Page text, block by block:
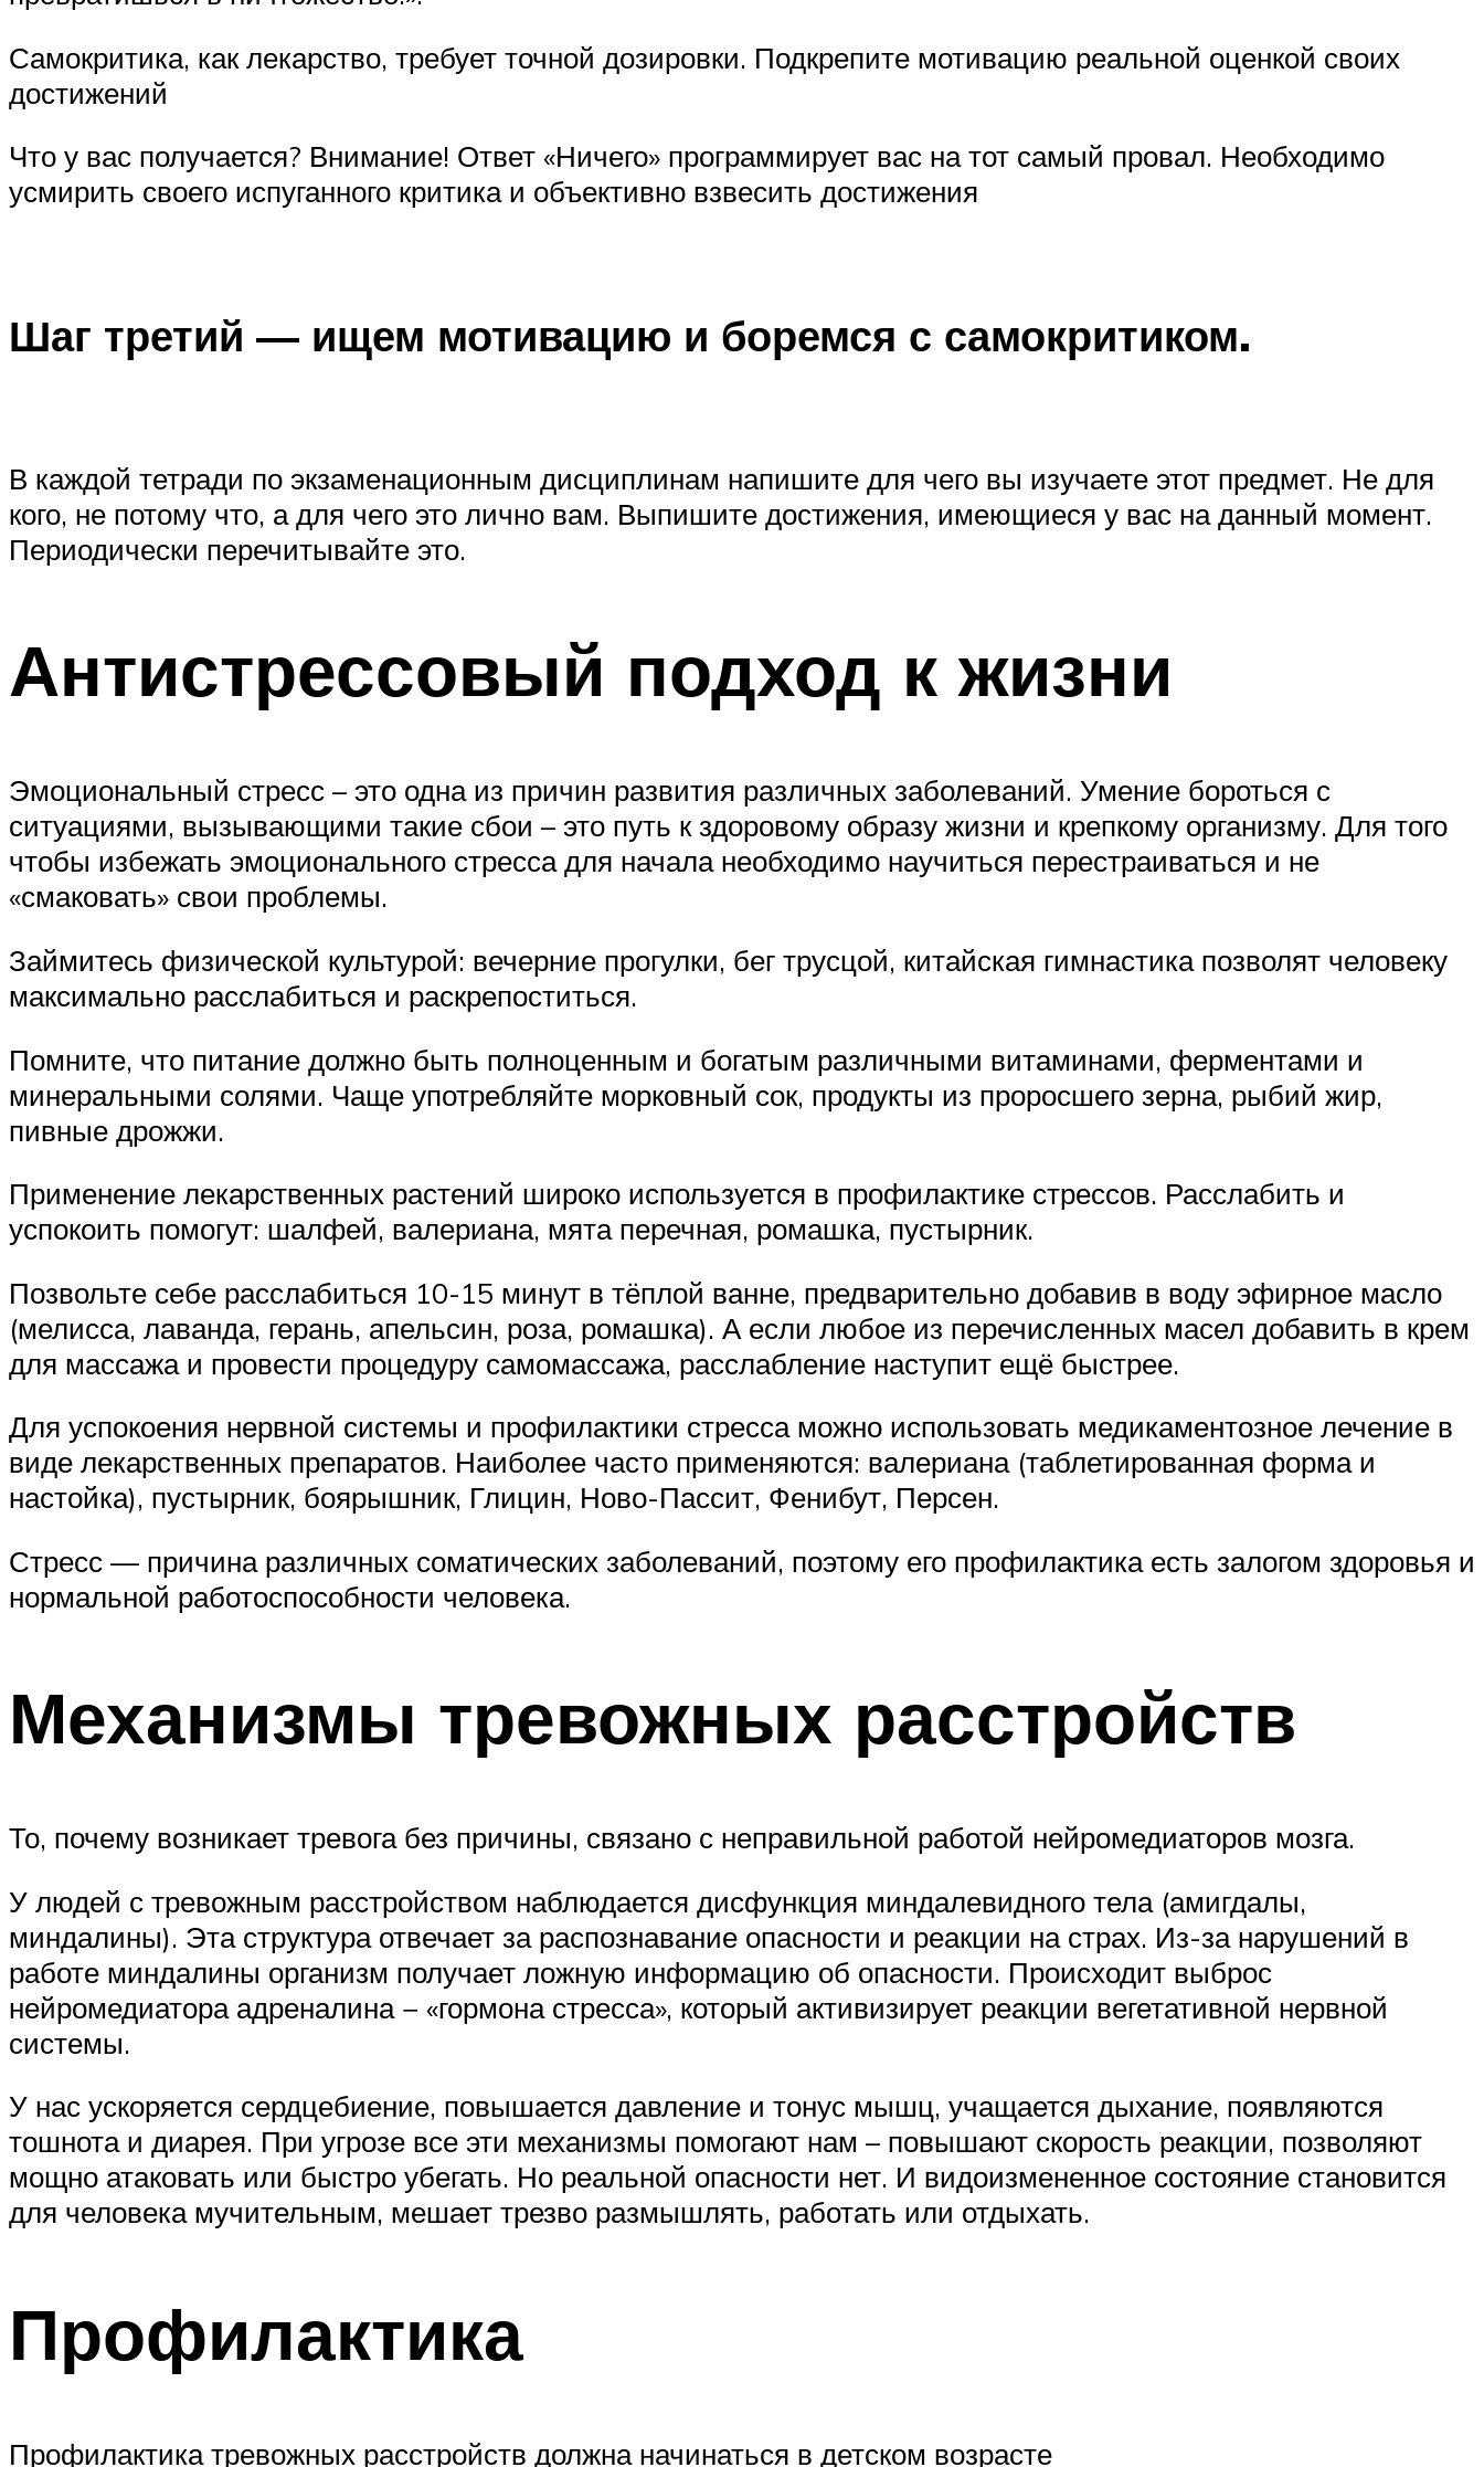
Самокритика, как лекарство, требует точной дозировки. Подкрепите мотивацию реальной оценкой своих
достижений
Что у вас получается? Внимание! Ответ «Ничего» программирует вас на тот самый провал. Необходимо
усмирить своего испуганного критика и объективно взвесить достижения
Шаг третий — ищем мотивацию и боремся с самокритиком.
В каждой тетради по экзаменационным дисциплинам напишите для чего вы изучаете этот предмет. Не для
кого, не потому что, а для чего это лично вам. Выпишите достижения, имеющиеся у вас на данный момент.
Периодически перечитывайте это.
Антистрессовый подход к жизни
Эмоциональный стресс – это одна из причин развития различных заболеваний. Умение бороться с
ситуациями, вызывающими такие сбои – это путь к здоровому образу жизни и крепкому организму. Для того
чтобы избежать эмоционального стресса для начала необходимо научиться перестраиваться и не
«смаковать» свои проблемы.
Займитесь физической культурой: вечерние прогулки, бег трусцой, китайская гимнастика позволят человеку
максимально расслабиться и раскрепоститься.
Помните, что питание должно быть полноценным и богатым различными витаминами, ферментами и
минеральными солями. Чаще употребляйте морковный сок, продукты из проросшего зерна, рыбий жир,
пивные дрожжи.
Применение лекарственных растений широко используется в профилактике стрессов. Расслабить и
успокоить помогут: шалфей, валериана, мята перечная, ромашка, пустырник.
Позвольте себе расслабиться 10-15 минут в тёплой ванне, предварительно добавив в воду эфирное масло
(мелисса, лаванда, герань, апельсин, роза, ромашка). А если любое из перечисленных масел добавить в крем
для массажа и провести процедуру самомассажа, расслабление наступит ещё быстрее.
Для успокоения нервной системы и профилактики стресса можно использовать медикаментозное лечение в
виде лекарственных препаратов. Наиболее часто применяются: валериана (таблетированная форма и
настойка), пустырник, боярышник, Глицин, Ново-Пассит, Фенибут, Персен.
Стресс — причина различных соматических заболеваний, поэтому его профилактика есть залогом здоровья и
нормальной работоспособности человека.
Механизмы тревожных расстройств
То, почему возникает тревога без причины, связано с неправильной работой нейромедиаторов мозга.
У людей с тревожным расстройством наблюдается дисфункция миндалевидного тела (амигдалы,
миндалины). Эта структура отвечает за распознавание опасности и реакции на страх. Из-за нарушений в
работе миндалины организм получает ложную информацию об опасности. Происходит выброс
нейромедиатора адреналина − «гормона стресса», который активизирует реакции вегетативной нервной
системы.
У нас ускоряется сердцебиение, повышается давление и тонус мышц, учащается дыхание, появляются
тошнота и диарея. При угрозе все эти механизмы помогают нам – повышают скорость реакции, позволяют
мощно атаковать или быстро убегать. Но реальной опасности нет. И видоизмененное состояние становится
для человека мучительным, мешает трезво размышлять, работать или отдыхать.
Профилактика
Профилактика тревожных расстройств должна начинаться в детском возрасте